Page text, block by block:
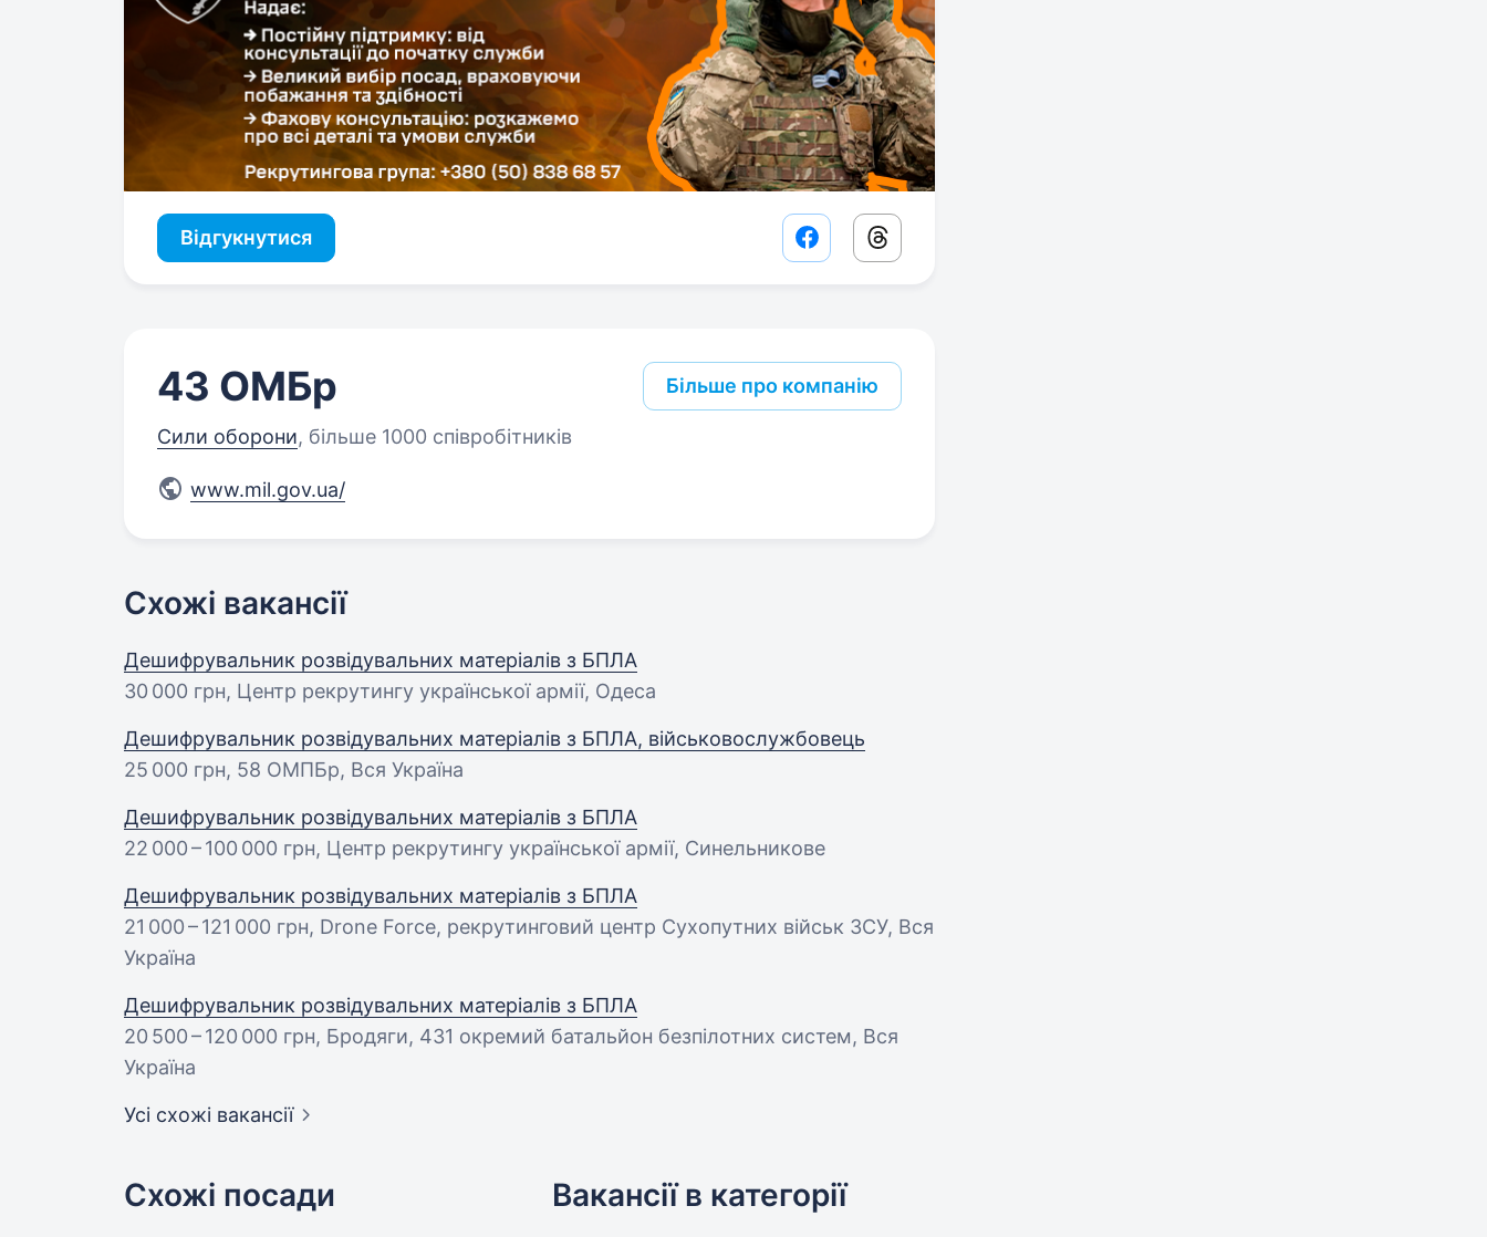
Відгукнутися Facebook share link
Threads share link
43 ОМБр
Сили оборони, більше 1000 співробітників
Більше про компанію
www.mil.gov.ua/
Схожі вакансії
Дешифрувальник розвідувальних матеріалів з БПЛА
30 000 грн, Центр рекрутингу української армії, Одеса
Дешифрувальник розвідувальних матеріалів з БПЛА, військовослужбовець
25 000 грн, 58 ОМПБр, Вся Україна
Дешифрувальник розвідувальних матеріалів з БПЛА
22 000 – 100 000 грн, Центр рекрутингу української армії, Синельникове
Дешифрувальник розвідувальних матеріалів з БПЛА
21 000 – 121 000 грн, Drone Force, рекрутинговий центр Сухопутних військ ЗСУ, Вся
Україна
Дешифрувальник розвідувальних матеріалів з БПЛА
20 500 – 120 000 грн, Бродяги, 431 окремий батальйон безпілотних систем, Вся
Україна
Усі схожі вакансії
Схожі посади Вакансії в категорії